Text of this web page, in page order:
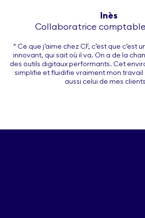
Inès
Collaboratrice
“ Ce que j’aime chez CF, c’est que c’est
innovant, qui sait où il va. On a de la
des outils digitaux performants. Cet
simplifie et fluidifie vraiment mon travail
aussi celui de mes